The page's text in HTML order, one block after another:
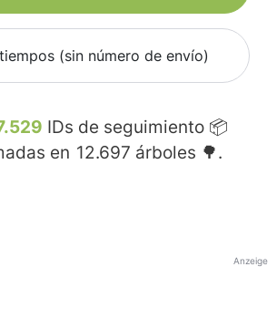
(sin número de envío)
IDs de seguimiento 📦
en 12.697 árboles 🌳.
Anzeige